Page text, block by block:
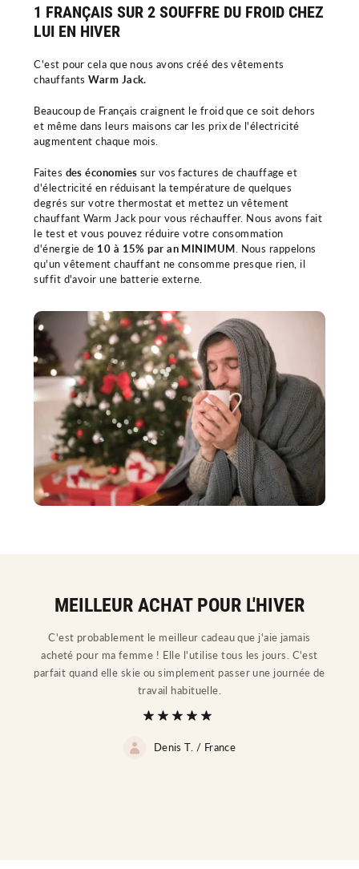
1 FRANÇAIS SUR 2 SOUFFRE DU FROID CHEZ
LUI EN HIVER
C'est pour cela que nous avons créé des vêtements
chauffantsWarm Jack.
Beaucoup de Français craignent le froid que ce soit dehors
et même dans leurs maisons car les prix de l'électricité
augmentent chaque mois.
Faites des économies sur vos factures de chauffage et
d'électricité en réduisant la température de quelques
degrés sur votre thermostat et mettez un vêtement
chauffant Warm Jack pour vous réchauffer. Nous avons fait
le test et vous pouvez réduire votre consommation
d'énergie de 10 à 15% par an MINIMUM. Nous rappelons
qu'un vêtement chauffant ne consomme presque rien, il
suffit d'avoir une batterie externe.
MEILLEUR ACHAT POUR L'HIVER
C'est probablement le meilleur cadeau que j'aie jamais
acheté pour ma femme ! Elle l'utilise tous les jours. C'est
parfait quand elle skie ou simplement passer une journée de
travail habituelle.
Denis T. / France